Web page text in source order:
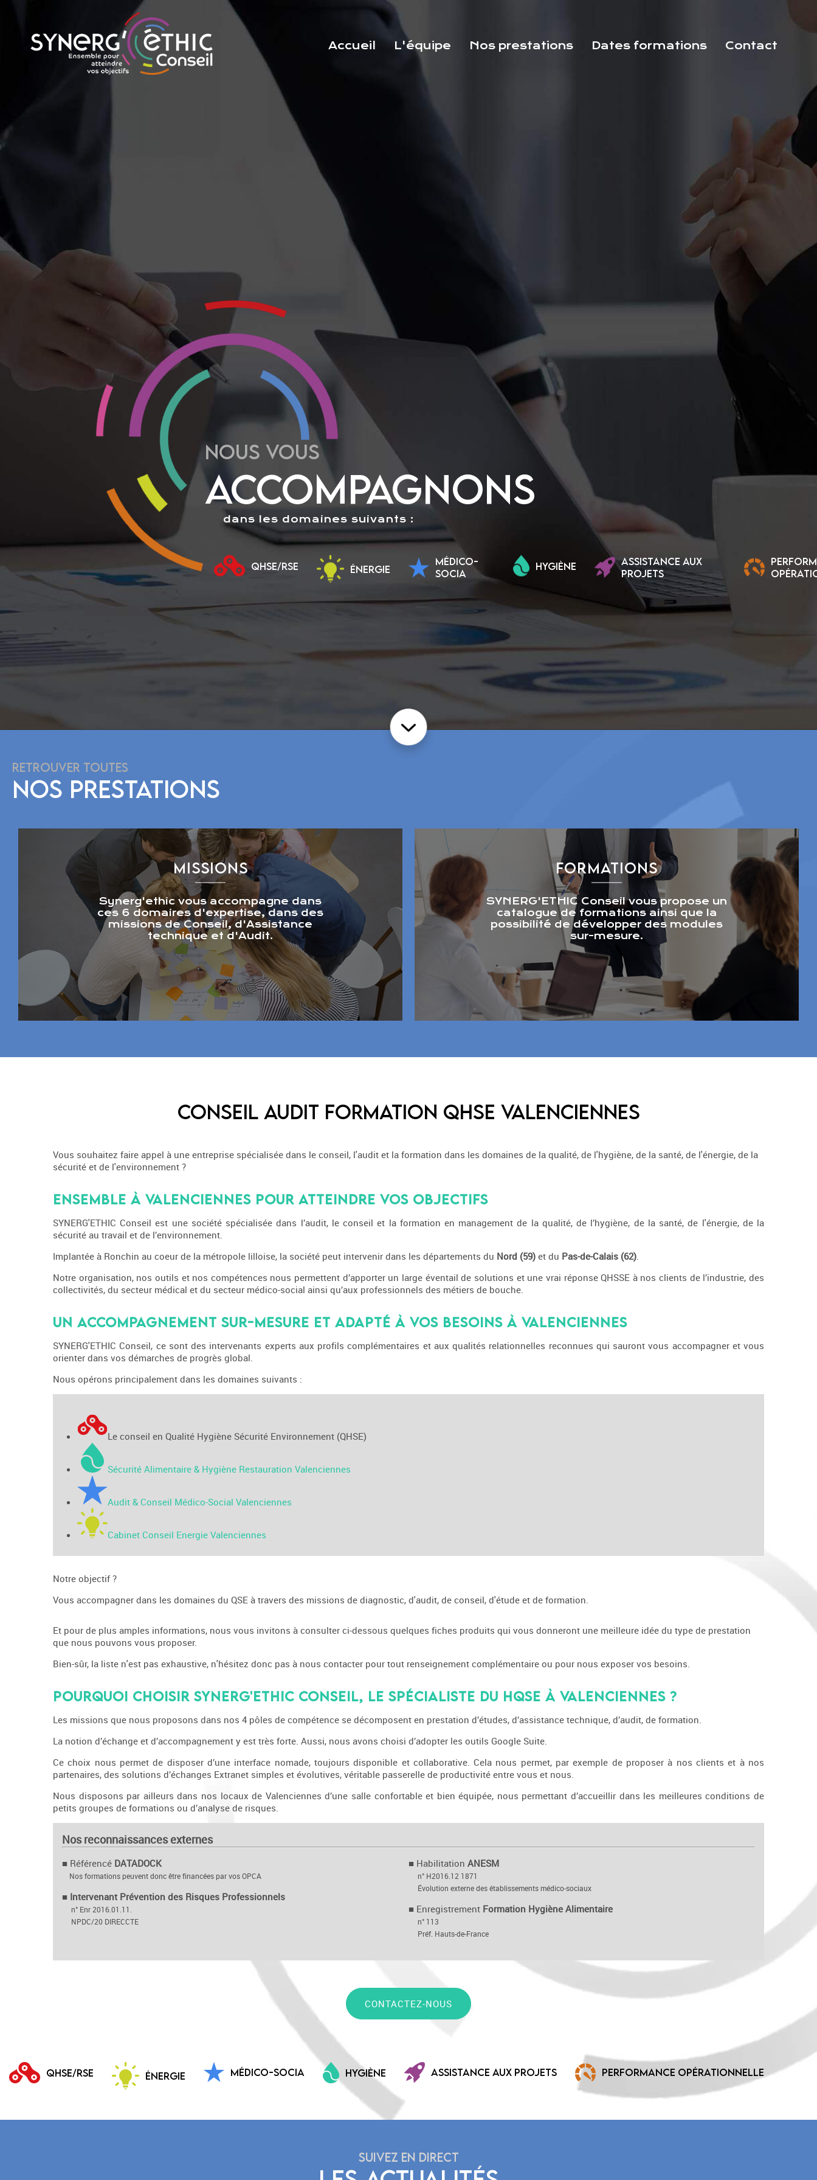
Accueil L'équipe Nos prestations Dates formations Contact
NOUS VOUS
ACCOMPAGNONS
dans les domaines suivants :
QHSE/RSE ÉNERGIE
MÉDICO-
SOCIA
HYGIÈNE
ASSISTANCE AUX
PROJETS
RETROUVER TOUTES
NOS PRESTATIONS
MISSIONS
Synerg'ethic vous accompagne dans
ces 6 domaires d'expertise, dans des
missions de Conseil, d'Assistance
technique et d'Audit.
FORMATIONS
SYNERG'ETHIC Conseil vous propose un
catalogue de formations ainsi que la
possibilité de développer des modules
sur-mesure.
Conseil Audit Formation QHSE Valenciennes
Vous souhaitez faire appel à une entreprise spécialisée dans le conseil, l'audit et la formation dans les domaines de la qualité, de l'hygiène, de la santé, de l'énergie, de la
sécurité et de l'environnement ?
Ensemble à Valenciennes pour atteindre vos objectifs
SYNERG'ETHIC Conseil est une société spécialisée dans l’audit, le conseil et la formation en management de la qualité, de l’hygiène, de la santé, de l'énergie, de la
sécurité au travail et de l’environnement.
Implantée à Ronchin au coeur de la métropole lilloise, la société peut intervenir dans les départements du Nord (59) et du Pas-de-Calais (62).
Notre organisation, nos outils et nos compétences nous permettent d’apporter un large éventail de solutions et une vrai réponse QHSSE à nos clients de l’industrie, des
collectivités, du secteur médical et du secteur médico-social ainsi qu’aux professionnels des métiers de bouche.
Un accompagnement sur-mesure et adapté à vos besoins à Valenciennes
SYNERG'ETHIC Conseil, ce sont des intervenants experts aux profils complémentaires et aux qualités relationnelles reconnues qui sauront vous accompagner et vous
orienter dans vos démarches de progrès global.
Nous opérons principalement dans les domaines suivants :
Le conseil en Qualité Hygiène Sécurité Environnement (QHSE)
Sécurité Alimentaire & Hygiène Restauration Valenciennes
Audit & Conseil Médico-Social Valenciennes
Cabinet Conseil Energie Valenciennes
Notre objectif ?
Vous accompagner dans les domaines du QSE à travers des missions de diagnostic, d'audit, de conseil, d'étude et de formation.
Et pour de plus amples informations, nous vous invitons à consulter ci-dessous quelques fiches produits qui vous donneront une meilleure idée du type de prestation
que nous pouvons vous proposer.
Bien-sûr, la liste n'est pas exhaustive, n'hésitez donc pas à nous contacter pour tout renseignement complémentaire ou pour nous exposer vos besoins.
Pourquoi CHOISIR SYNERG'ETHIC Conseil, le spécialiste du HQSE à Valenciennes ?
Les missions que nous proposons dans nos 4 pôles de compétence se décomposent en prestation d’études, d’assistance technique, d’audit, de formation.
La notion d’échange et d’accompagnement y est très forte. Aussi, nous avons choisi d’adopter les outils Google Suite.
Ce choix nous permet de disposer d’une interface nomade, toujours disponible et collaborative. Cela nous permet, par exemple de proposer à nos clients et à nos
partenaires, des solutions d’échanges Extranet simples et évolutives, véritable passerelle de productivité entre vous et nous.
Nous disposons par ailleurs dans nos locaux de Valenciennes d’une salle confortable et bien équipée, nous permettant d’accueillir dans les meilleures conditions de
petits groupes de formations ou d’analyse de risques.
Nos reconnaissances externes
■ Référencé DATADOCK
Nos formations peuvent donc être financées par vos OPCA
■ Intervenant Prévention des Risques Professionnels
n° Enr 2016.01.11.
NPDC/20 DIRECCTE
■ Habilitation ANESM
n° H2016.12 1871
Évolution externe des établissements médico-sociaux
■ Enregistrement Formation Hygiène Alimentaire
n° 113
Préf. Hauts-de-France
CONTACTEZ-NOUS
QHSE/RSE ÉNERGIE MÉDICO-SOCIA HYGIÈNE ASSISTANCE AUX PROJETS PERFORMANCE OPÉRATIONNELLE
SUIVEZ EN DIRECT